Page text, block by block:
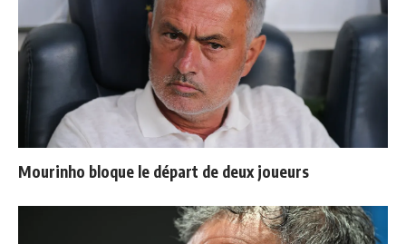
Mourinho bloque le départ de deux joueurs